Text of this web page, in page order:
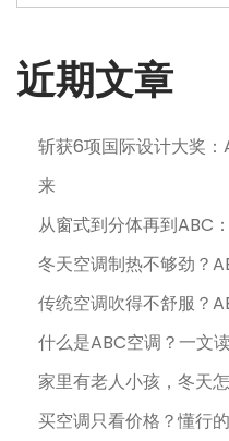
近期文章
斩获6项国际设计大奖
来
从窗式到分体再到ABC
冬天空调制热不够劲？
传统空调吹得不舒服？
什么是ABC空调？一文
家里有老人小孩，冬天
买空调只看价格？懂行